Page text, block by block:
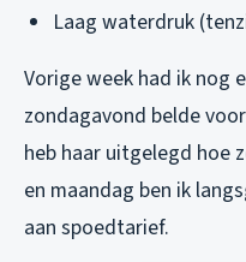
Laag waterdruk
Vorige week had ik nog
zondagavond belde
heb haar uitgelegd hoe
en maandag ben ik
aan spoedtarief.